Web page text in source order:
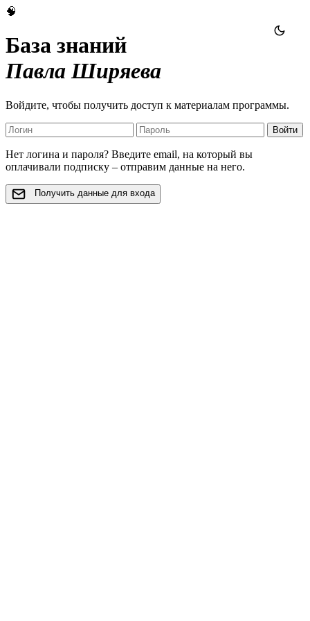
🧠
База знаний
Павла Ширяева
Войдите, чтобы получить доступ к материалам программы.
Войти
Нет логина и пароля? Введите email, на который вы
оплачивали подписку – отправим данные на него.
Получить данные для входа